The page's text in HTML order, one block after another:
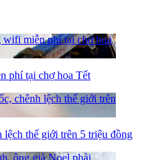
phí tại chợ hoa Tết
thế giới trên 5 triệu đồng